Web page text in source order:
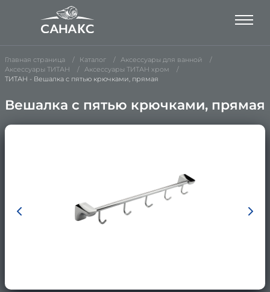
Главная страница Каталог
Аксессуары для ванной
Аксессуары ТИТАН
Аксессуары ТИТАН хром
ТИТАН - Вешалка с пятью крючками, прямая
Вешалка с пятью крючками, прямая